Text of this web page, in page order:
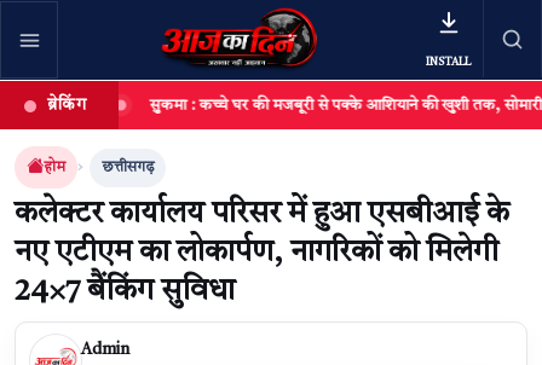
INSTALL
खबर खोजें
खोजें
ब्रेकिंगसुकमा : कच्चे घर की मजबूरी से पक्के आशियाने की खुशी तक, सोमारी बघेल का
होम छत्तीसगढ़
कलेक्टर कार्यालय परिसर में हुआ एसबीआई के
नए एटीएम का लोकार्पण, नागरिकों को मिलेगी
24×7 बैंकिंग सुविधा
Admin